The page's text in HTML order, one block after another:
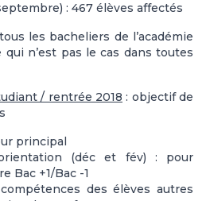
: 467 élèves affectés
les bacheliers de l’académie
n’est pas le cas dans toutes
/ rentrée 2018 : objectif de
principal
(déc et fév) : pour
Bac +1/Bac -1
des élèves autres